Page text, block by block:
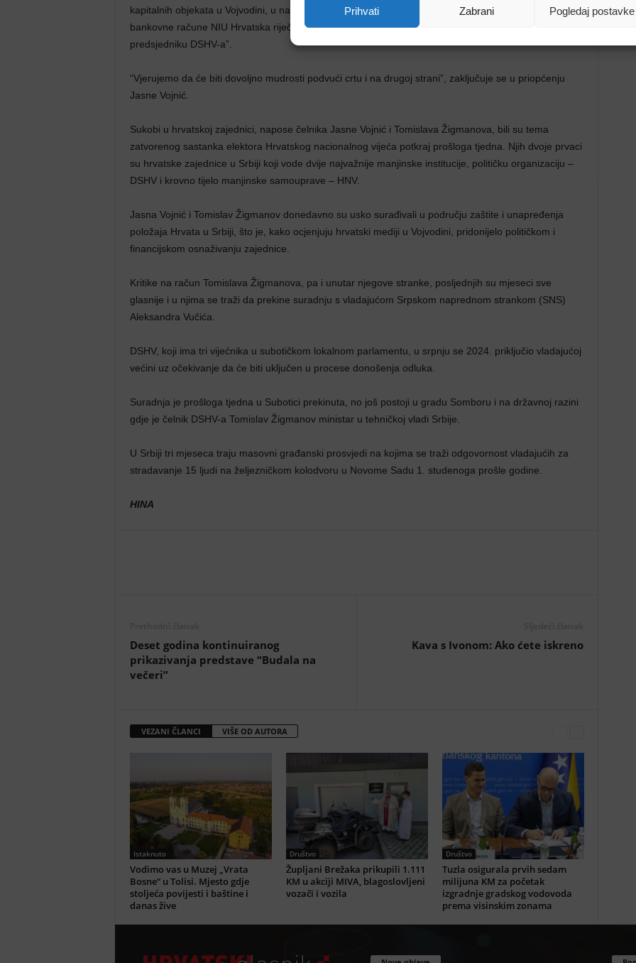
Prihvati Zabrani Pogledaj postavke
kapitalnih objekata u Vojvodini, u nadi da se neće morati baviti tužbama za neovlašten ulazak u
bankovne račune NIU Hrvatska riječ, kao i “provjerom opravdanosti isplata visokih honorara
predsjedniku DSHV-a”.
“Vjerujemo da će biti dovoljno mudrosti podvući crtu i na drugoj strani”, zaključuje se u priopćenju
Jasne Vojnić.
Sukobi u hrvatskoj zajednici, napose čelnika Jasne Vojnić i Tomislava Žigmanova, bili su tema
zatvorenog sastanka elektora Hrvatskog nacionalnog vijeća potkraj prošloga tjedna. Njih dvoje prvaci
su hrvatske zajednice u Srbiji koji vode dvije najvažnije manjinske institucije, političku organizaciju –
DSHV i krovno tijelo manjinske samouprave – HNV.
Jasna Vojnić i Tomislav Žigmanov donedavno su usko surađivali u području zaštite i unapređenja
položaja Hrvata u Srbiji, što je, kako ocjenjuju hrvatski mediji u Vojvodini, pridonijelo političkom i
financijskom osnaživanju zajednice.
Kritike na račun Tomislava Žigmanova, pa i unutar njegove stranke, posljednjih su mjeseci sve
glasnije i u njima se traži da prekine suradnju s vladajućom Srpskom naprednom strankom (SNS)
Aleksandra Vučića.
DSHV, koji ima tri vijećnika u subotičkom lokalnom parlamentu, u srpnju se 2024. priključio vladajućoj
većini uz očekivanje da će biti uključen u procese donošenja odluka.
Suradnja je prošloga tjedna u Subotici prekinuta, no još postoji u gradu Somboru i na državnoj razini
gdje je čelnik DSHV-a Tomislav Žigmanov ministar u tehničkoj vladi Srbije.
U Srbiji tri mjeseca traju masovni građanski prosvjedi na kojima se traži odgovornost vladajućih za
stradavanje 15 ljudi na željezničkom kolodvoru u Novome Sadu 1. studenoga prošle godine.
HINA
Deset godina kontinuiranog
prikazivanja predstave “Budala na
večeri”
Kava s Ivonom: Ako ćete iskreno
VEZANI ČLANCI VIŠE OD AUTORA
Istaknuto
Vodimo vas u Muzej „Vrata
Bosne“ u Tolisi. Mjesto gdje
stoljeća povijesti i baštine i
danas žive
Društvo
Župljani Brežaka prikupili 1.111
KM u akciji MIVA, blagoslovljeni
vozači i vozila
Društvo
Tuzla osigurala prvih sedam
milijuna KM za početak
izgradnje gradskog vodovoda
prema visinskim zonama